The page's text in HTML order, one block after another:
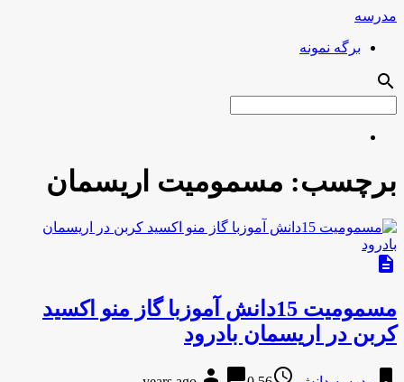
مدرسه
برگه نمونه
search
برچسب: مسمومیت اریسمان
description
مسمومیت 15دانش آموزبا گاز منو اکسید
کربن در اریسمان بادرود
bookmark
access_time
person chat_bubble